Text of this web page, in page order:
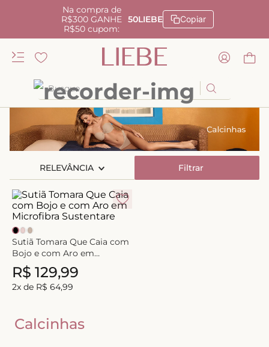
Na compra de
R$300 GANHE
R$50 cupom:
50LIEBE Copiar
Busque
RELEVÂNCIA Filtrar
Sutiã Tomara Que Caia com
Bojo e com Aro em
Microfibra Sustentare
R$ 129,99
2x de R$ 64,99
Calcinhas
TERMOS MAIS BUSCADOS
kiss me
sutiã
calcinha renda
calcinha alta
anatomic
triangulo
short doll
calcinha